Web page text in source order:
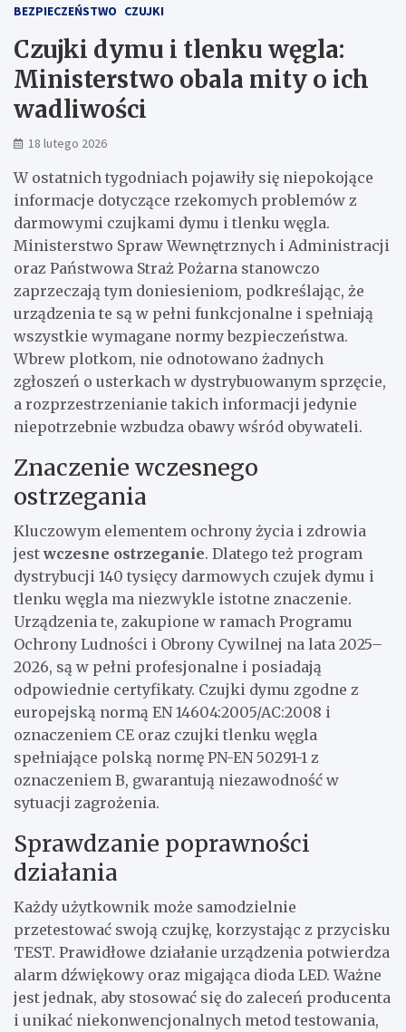
BEZPIECZEŃSTWO CZUJKI
Czujki dymu i tlenku węgla:
Ministerstwo obala mity o ich
wadliwości
18 lutego 2026
W ostatnich tygodniach pojawiły się niepokojące
informacje dotyczące rzekomych problemów z
darmowymi czujkami dymu i tlenku węgla.
Ministerstwo Spraw Wewnętrznych i Administracji
oraz Państwowa Straż Pożarna stanowczo
zaprzeczają tym doniesieniom, podkreślając, że
urządzenia te są w pełni funkcjonalne i spełniają
wszystkie wymagane normy bezpieczeństwa.
Wbrew plotkom, nie odnotowano żadnych
zgłoszeń o usterkach w dystrybuowanym sprzęcie,
a rozprzestrzenianie takich informacji jedynie
niepotrzebnie wzbudza obawy wśród obywateli.
Znaczenie wczesnego
ostrzegania
Kluczowym elementem ochrony życia i zdrowia
jestwczesne ostrzeganie. Dlatego też program
dystrybucji 140 tysięcy darmowych czujek dymu i
tlenku węgla ma niezwykle istotne znaczenie.
Urządzenia te, zakupione w ramach Programu
Ochrony Ludności i Obrony Cywilnej na lata 2025–
2026, są w pełni profesjonalne i posiadają
odpowiednie certyfikaty. Czujki dymu zgodne z
europejską normą EN 14604:2005/AC:2008 i
oznaczeniem CE oraz czujki tlenku węgla
spełniające polską normę PN-EN 50291-1 z
oznaczeniem B, gwarantują niezawodność w
sytuacji zagrożenia.
Sprawdzanie poprawności
działania
Każdy użytkownik może samodzielnie
przetestować swoją czujkę, korzystając z przycisku
TEST. Prawidłowe działanie urządzenia potwierdza
alarm dźwiękowy oraz migająca dioda LED. Ważne
jest jednak, aby stosować się do zaleceń producenta
i unikać niekonwencjonalnych metod testowania,